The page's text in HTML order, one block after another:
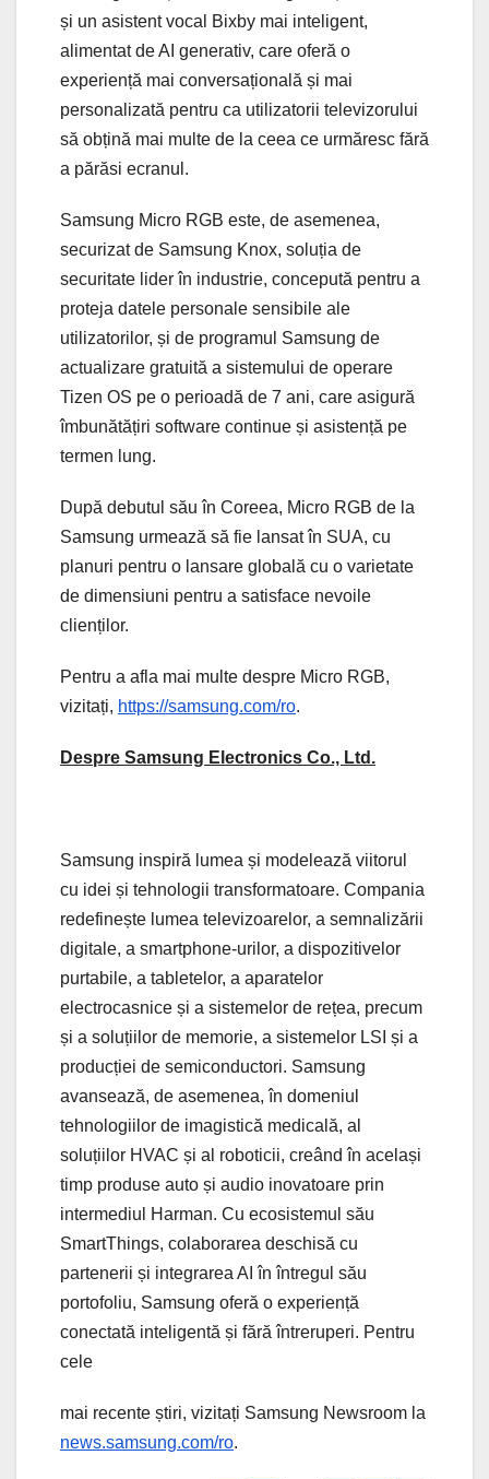
și un asistent vocal Bixby mai inteligent,
alimentat de AI generativ, care oferă o
experiență mai conversațională și mai
personalizată pentru ca utilizatorii televizorului
să obțină mai multe de la ceea ce urmăresc fără
a părăsi ecranul.
Samsung Micro RGB este, de asemenea,
securizat de Samsung Knox, soluția de
securitate lider în industrie, concepută pentru a
proteja datele personale sensibile ale
utilizatorilor, și de programul Samsung de
actualizare gratuită a sistemului de operare
Tizen OS pe o perioadă de 7 ani, care asigură
îmbunătățiri software continue și asistență pe
termen lung.
După debutul său în Coreea, Micro RGB de la
Samsung urmează să fie lansat în SUA, cu
planuri pentru o lansare globală cu o varietate
de dimensiuni pentru a satisface nevoile
clienților.
Pentru a afla mai multe despre Micro RGB,
vizitați, https://samsung.com/ro.
Despre Samsung Electronics Co., Ltd.
Samsung inspiră lumea și modelează viitorul
cu idei și tehnologii transformatoare. Compania
redefinește lumea televizoarelor, a semnalizării
digitale, a smartphone-urilor, a dispozitivelor
purtabile, a tabletelor, a aparatelor
electrocasnice și a sistemelor de rețea, precum
și a soluțiilor de memorie, a sistemelor LSI și a
producției de semiconductori. Samsung
avansează, de asemenea, în domeniul
tehnologiilor de imagistică medicală, al
soluțiilor HVAC și al roboticii, creând în același
timp produse auto și audio inovatoare prin
intermediul Harman. Cu ecosistemul său
SmartThings, colaborarea deschisă cu
partenerii și integrarea AI în întregul său
portofoliu, Samsung oferă o experiență
conectată inteligentă și fără întreruperi. Pentru
cele
mai recente știri, vizitați Samsung Newsroom la
news.samsung.com/ro.